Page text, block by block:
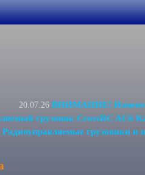
20.07.26 ВНИМАНИЕ!
грузовик CrossRC AC6
грузовики и